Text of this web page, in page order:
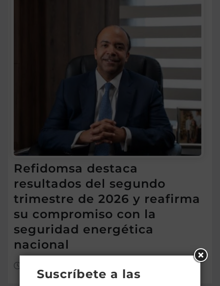
Refidomsa destaca
resultados del segundo
trimestre de 2026 y reafirma
su compromiso con la
seguridad energética
nacional
Suscríbete a las